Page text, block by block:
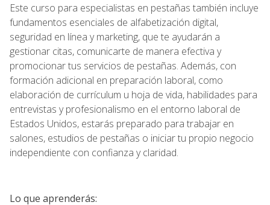
Este curso para especialistas en pestañas también incluye
fundamentos esenciales de alfabetización digital,
seguridad en línea y marketing, que te ayudarán a
gestionar citas, comunicarte de manera efectiva y
promocionar tus servicios de pestañas. Además, con
formación adicional en preparación laboral, como
elaboración de currículum u hoja de vida, habilidades para
entrevistas y profesionalismo en el entorno laboral de
Estados Unidos, estarás preparado para trabajar en
salones, estudios de pestañas o iniciar tu propio negocio
independiente con confianza y claridad.
Lo que aprenderás: